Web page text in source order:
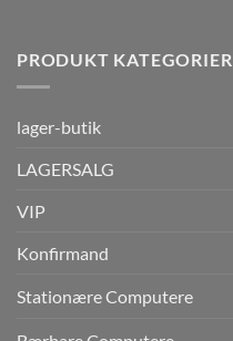
PRODUKT KATEGORIER
lager-butik
LAGERSALG
VIP
Konfirmand
Stationære Computere